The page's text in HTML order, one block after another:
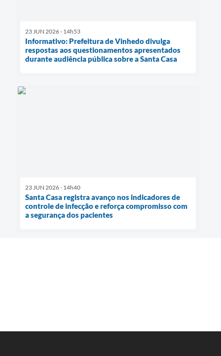
23 JUN 2026 - 14h53
Informativo: Prefeitura de Vinhedo divulga
respostas aos questionamentos apresentados
durante audiência pública sobre a Santa Casa
23 JUN 2026 - 14h40
Santa Casa registra avanço nos indicadores de
controle de infecção e reforça compromisso com
a segurança dos pacientes